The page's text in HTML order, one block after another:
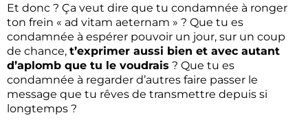
Et donc ? Ça veut dire que tu condamnée à ronger
ton frein « ad vitam aeternam » ? Que tu es
condamnée à espérer pouvoir un jour, sur un coup
de chance, t’exprimer aussi bien et avec autant
d’aplomb que tu le voudrais ? Que tu es
condamnée à regarder d’autres faire passer le
message que tu rêves de transmettre depuis si
longtemps ?